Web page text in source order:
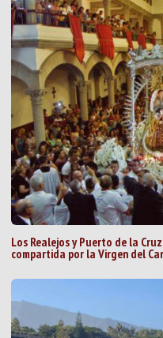
Los Realejos y Puerto de la
compartida por la Virgen del